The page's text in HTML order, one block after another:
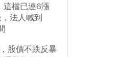
這檔已連6漲
法人喊到
股價不跌反暴